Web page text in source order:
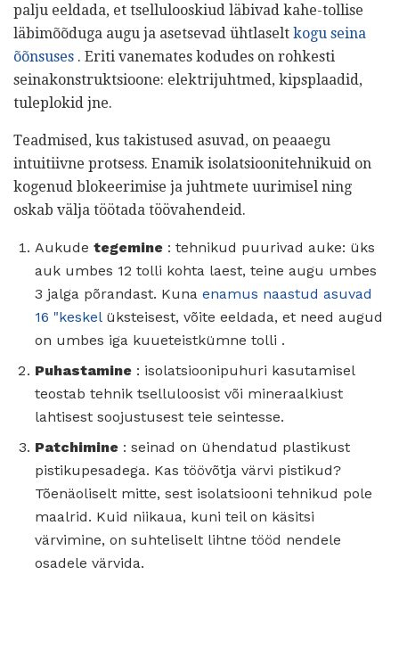
palju eeldada, et tsellulooskiud läbivad kahe-tollise
läbimõõduga augu ja asetsevad ühtlaselt kogu seina
õõnsuses . Eriti vanemates kodudes on rohkesti
seinakonstruktsioone: elektrijuhtmed, kipsplaadid,
tuleplokid jne.
Teadmised, kus takistused asuvad, on peaaegu
intuitiivne protsess. Enamik isolatsioonitehnikuid on
kogenud blokeerimise ja juhtmete uurimisel ning
oskab välja töötada töövahendeid.
Aukude tegemine : tehnikud puurivad auke: üks
auk umbes 12 tolli kohta laest, teine ​​augu umbes
3 jalga põrandast. Kuna enamus naastud asuvad
16 "keskelüksteisest, võite eeldada, et need augud
on umbes iga kuueteistkümne tolli .
Puhastamine : isolatsioonipuhuri kasutamisel
teostab tehnik tselluloosist või mineraalkiust
lahtisest soojustusest teie seintesse.
Patchimine : seinad on ühendatud plastikust
pistikupesadega. Kas töövõtja värvi pistikud?
Tõenäoliselt mitte, sest isolatsiooni tehnikud pole
maalrid. Kuid niikaua, kuni teil on käsitsi
värvimine, on suhteliselt lihtne tööd nendele
osadele värvida.